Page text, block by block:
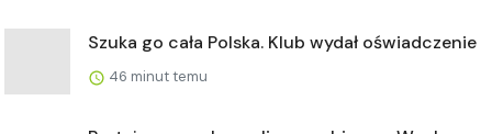
Szuka go cała Polska. Klub wydał oświadczenie
46 minut temu